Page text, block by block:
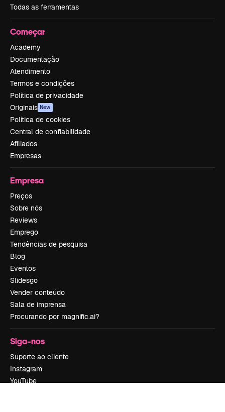
Todas as ferramentas
Começar
Academy
Documentação
Atendimento
Termos e condições
Política de privacidade
Originais New
Política de cookies
Central de confiabilidade
Afiliados
Empresas
Empresa
Preços
Sobre nós
Reviews
Emprego
Tendências de pesquisa
Blog
Eventos
Slidesgo
Vender conteúdo
Sala de imprensa
Procurando por magnific.ai?
Siga-nos
Suporte ao cliente
Instagram
YouTube